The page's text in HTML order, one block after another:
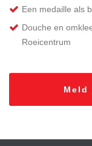
Een medaille als
Douche en
Roeicentrum